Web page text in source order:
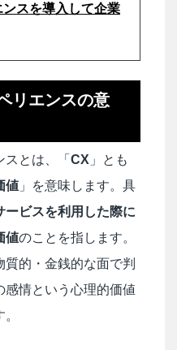
スを導入して企業
リエンスの意
とは、「 CX 」とも
値 」を意味します。具
ービスを利用した際に
値のことを指します。
的・金銭的な面で判
感情という心理的価値